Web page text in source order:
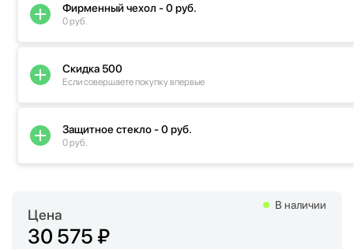
Цена
30 575 ₽
В наличии
Фирменный чехол - 0 руб.
0 руб.
Скидка 500
Если совершаете покупку впервые
Защитное стекло - 0 руб.
0 руб.